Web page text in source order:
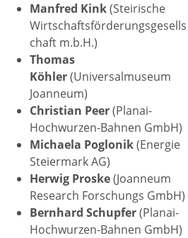
Manfred Kink(Steirische
Wirtschaftsförderungsgesells
chaft m.b.H.)
Thomas
Köhler(Universalmuseum
Joanneum)
Christian Peer(Planai-
Hochwurzen-Bahnen GmbH)
Michaela Poglonik(Energie
Steiermark AG)
Herwig Proske(Joanneum
Research Forschungs GmbH)
Bernhard Schupfer(Planai-
Hochwurzen-Bahnen GmbH)